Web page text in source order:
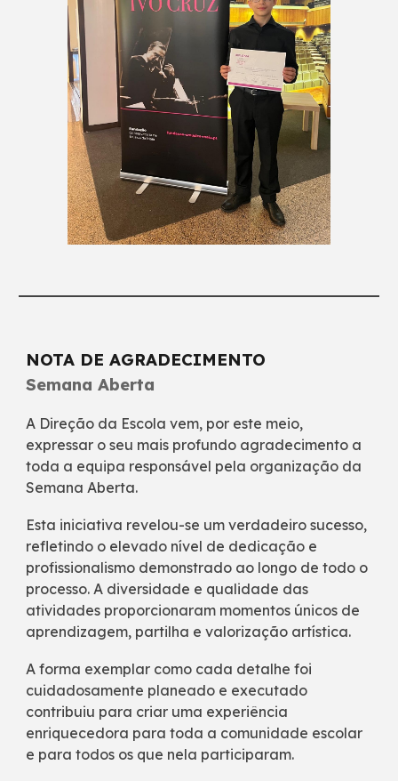
NOTA DE AGRADECIMENTO
Semana Aberta
A Direção da Escola vem, por este meio,
expressar o seu mais profundo agradecimento a
toda a equipa responsável pela organização da
Semana Aberta.
Esta iniciativa revelou-se um verdadeiro sucesso,
refletindo o elevado nível de dedicação e
profissionalismo demonstrado ao longo de todo o
processo. A diversidade e qualidade das
atividades proporcionaram momentos únicos de
aprendizagem, partilha e valorização artística.
A forma exemplar como cada detalhe foi
cuidadosamente planeado e executado
contribuiu para criar uma experiência
enriquecedora para toda a comunidade escolar
e para todos os que nela participaram.